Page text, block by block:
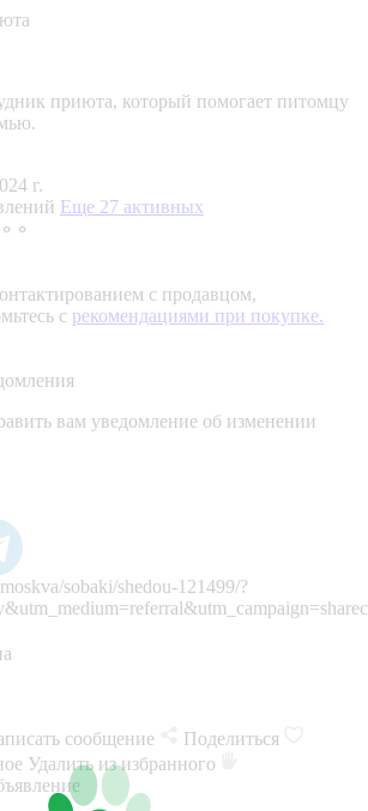
приюта, который помогает питомцу
г.
Еще 27 активных
с продавцом,
с рекомендациями при покупке.
вам уведомление об изменении
sobaki/shedou-121499/?
сообщение
Поделиться
Удалить из избранного